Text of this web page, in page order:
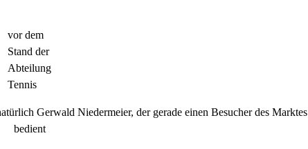
vor dem
Stand der
Abteilung
Tennis
Gerwald Niedermeier, der gerade einen Besucher des Marktes
bedient